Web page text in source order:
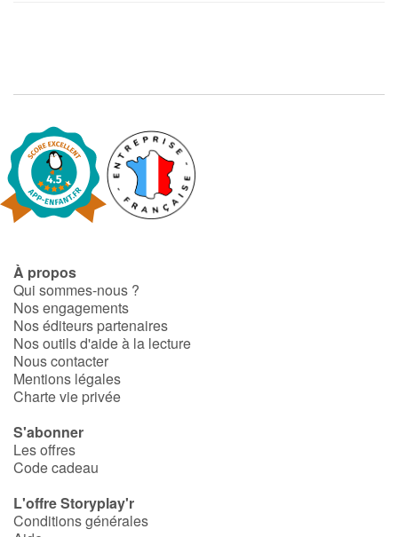
À propos
Qui sommes-nous ?
Nos engagements
Nos éditeurs partenaires
Nos outils d'aide à la lecture
Nous contacter
Mentions légales
Charte vie privée
S'abonner
Les offres
Code cadeau
L'offre Storyplay'r
Conditions générales